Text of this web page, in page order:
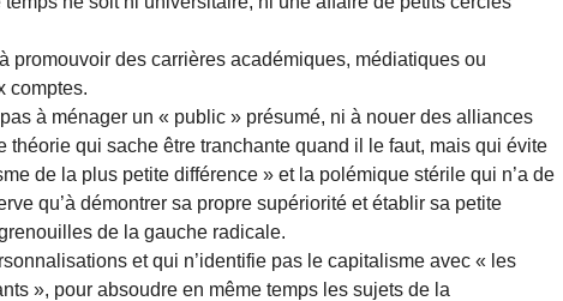
promouvoir des carrières académiques, médiatiques ou
comptes.
à ménager un « public » présumé, ni à nouer des alliances
théorie qui sache être tranchante quand il le faut, mais qui évite
de la plus petite différence » et la polémique stérile qui n’a de
qu’à démontrer sa propre supériorité et établir sa petite
de la gauche radicale.
et qui n’identifie pas le capitalisme avec « les
», pour absoudre en même temps les sujets de la